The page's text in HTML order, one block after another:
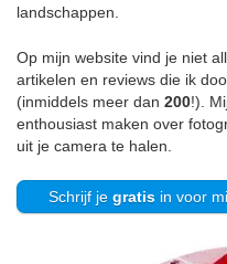
landschappen.
Op mijn website vind je niet
artikelen en reviews die ik
(inmiddels meer dan 200!).
enthousiast maken over
uit je camera te halen.
Schrijf je gratis in voor